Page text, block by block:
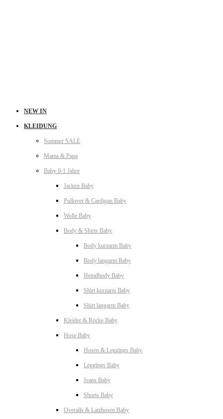
NEW IN
KLEIDUNG
Sommer SALE
Mama & Papa
Baby 0-1 Jahre
Jacken Baby
Pullover & Cardigan Baby
Wolle Baby
Body & Shirts Baby
Body kurzarm Baby
Body langarm Baby
Hemdbody Baby
Shirt kurzarm Baby
Shirt langarm Baby
Kleider & Röcke Baby
Hose Baby
Hosen & Leggings Baby
Leggings Baby
Jeans Baby
Shorts Baby
Overalls & Latzhosen Baby